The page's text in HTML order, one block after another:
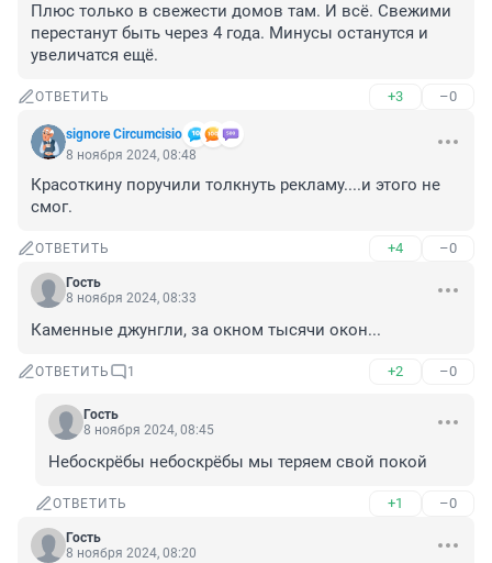
Плюс только в свежести домов там. И всё. Свежими
перестанут быть через 4 года. Минусы останутся и
увеличатся ещё.
ОТВЕТИТЬ +3 –0
signore Сircumcisio
8 ноября 2024, 08:48
Красоткину поручили толкнуть рекламу....и этого не
смог.
ОТВЕТИТЬ +4 –0
Гость
8 ноября 2024, 08:33
Каменные джунгли, за окном тысячи окон...
ОТВЕТИТЬ 1 +2 –0
Гость
8 ноября 2024, 08:45
Небоскрёбы небоскрёбы мы теряем свой покой
ОТВЕТИТЬ +1 –0
Гость
8 ноября 2024, 08:20